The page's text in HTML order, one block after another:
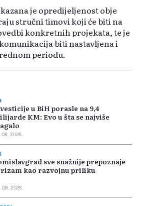
je opredijeljenost obje
stručni timovi koji će biti na
konkretnih projekata, te je
biti nastavljena i
periodu.
u BiH porasle na 9,4
KM: Evo u šta se najviše
08. 2026.
sve snažnije prepoznaje
kao razvojnu priliku
08. 2026.